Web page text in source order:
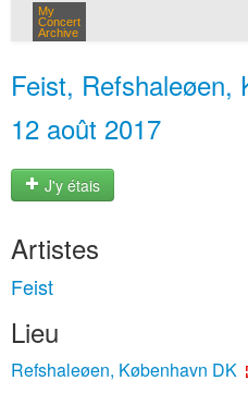
My
Concert
Archive
Feist, Refshaleøen,
12 août 2017
J'y étais
Artistes
Feist
Lieu
Refshaleøen, København DK